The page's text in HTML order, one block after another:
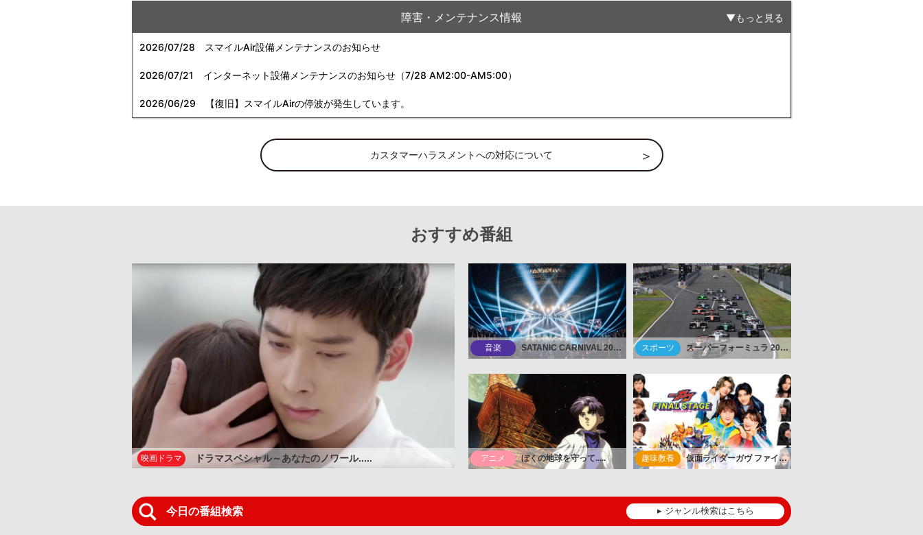
障害・メンテナンス情報 もっと見る
2026/07/28 スマイルAir設備メンテナンスのお知らせ
2026/07/21 インターネット設備メンテナンスのお知らせ（7/28 AM2:00-AM5:00）
2026/06/29 【復旧】スマイルAirの停波が発生しています。
カスタマーハラスメントへの対応について
おすすめ番組